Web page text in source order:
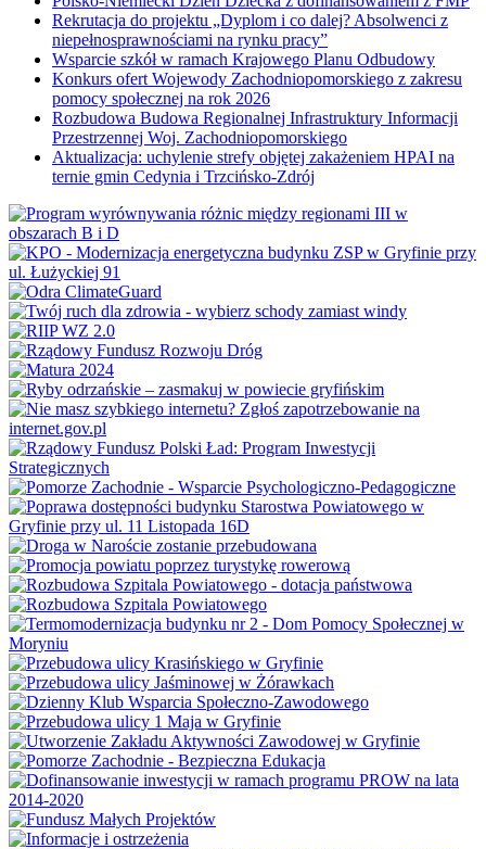
Rekrutacja do projektu „Dyplom i co dalej? Absolwenci z
niepełnosprawnościami na rynku pracy”
Wsparcie szkół w ramach Krajowego Planu Odbudowy
Konkurs ofert Wojewody Zachodniopomorskiego z zakresu
pomocy społecznej na rok 2026
Rozbudowa Budowa Regionalnej Infrastruktury Informacji
Przestrzennej Woj. Zachodniopomorskiego
Aktualizacja: uchylenie strefy objętej zakażeniem HPAI na
ternie gmin Cedynia i Trzcińsko-Zdrój